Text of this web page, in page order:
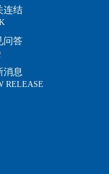
连结
问答
消息
RELEASE